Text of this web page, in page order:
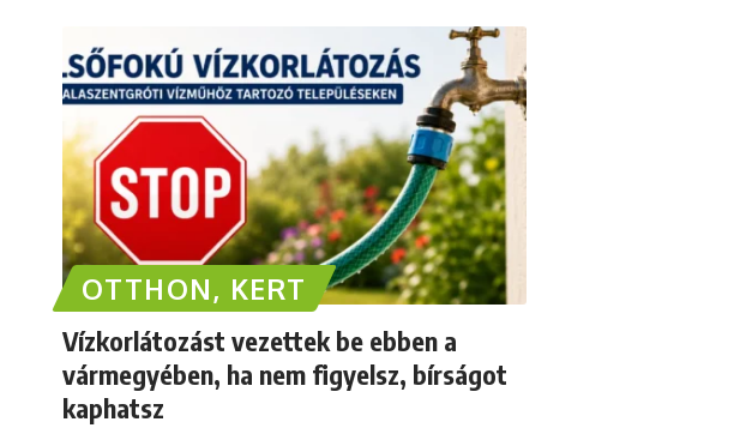
OTTHON, KERT
Vízkorlátozást vezettek be ebben a
vármegyében, ha nem figyelsz, bírságot
kaphatsz